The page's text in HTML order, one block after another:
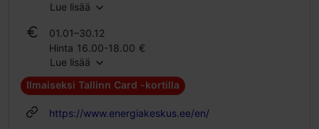
Lue lisää
01.01–30.12
Hinta 16.00-18.00 €
Oppilaslippu 13.00-14.00 €
Perhelippu 39.00-43.00 €
Lue lisää
Ilmaiseksi Tallinn Card -kortilla
https://www.energiakeskus.ee/en/